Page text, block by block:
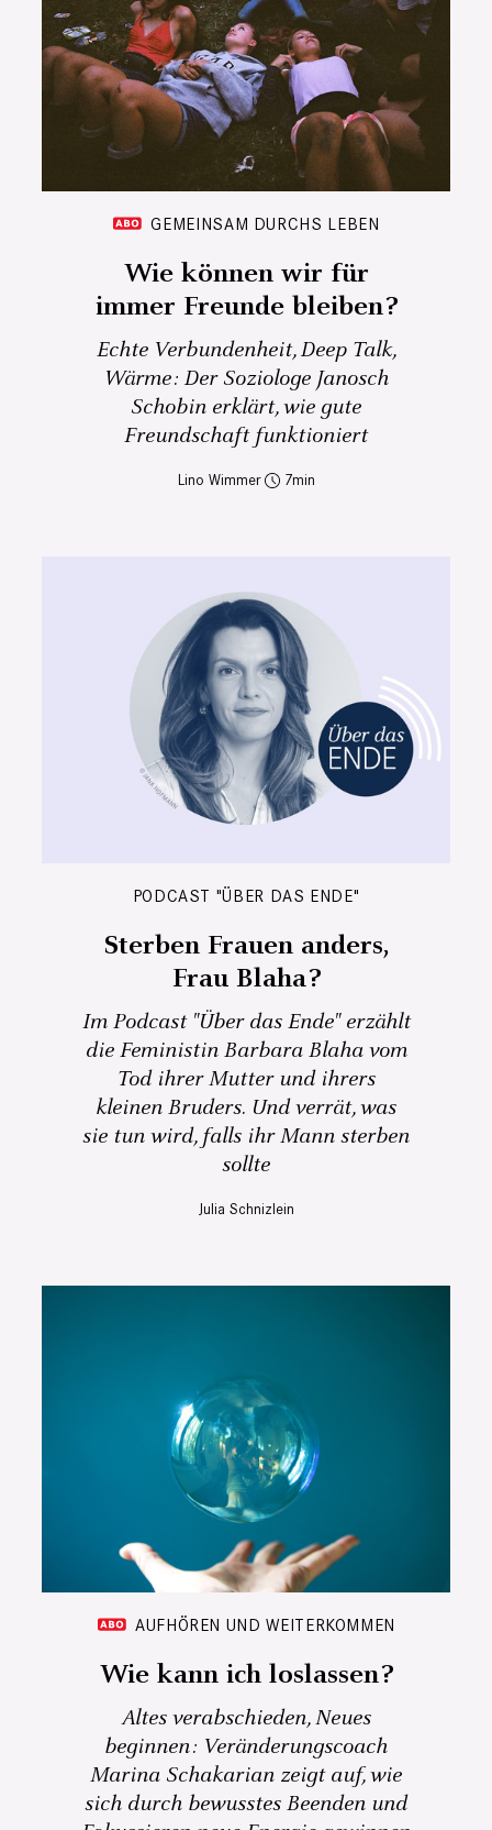
GEMEINSAM DURCHS LEBEN
Wie können wir für
immer Freunde bleiben?
Echte Verbundenheit, Deep Talk,
Wärme: Der Soziologe Janosch
Schobin erklärt, wie gute
Freundschaft funktioniert
Lino Wimmer 7
PODCAST "ÜBER DAS ENDE"
Sterben Frauen anders,
Frau Blaha?
Im Podcast "Über das Ende" erzählt
die Feministin Barbara Blaha vom
Tod ihrer Mutter und ihrers
kleinen Bruders. Und verrät, was
sie tun wird, falls ihr Mann sterben
sollte
Julia Schnizlein
AUFHÖREN UND WEITERKOMMEN
Wie kann ich loslassen?
Altes verabschieden, Neues
beginnen: Veränderungscoach
Marina Schakarian zeigt auf, wie
sich durch bewusstes Beenden und